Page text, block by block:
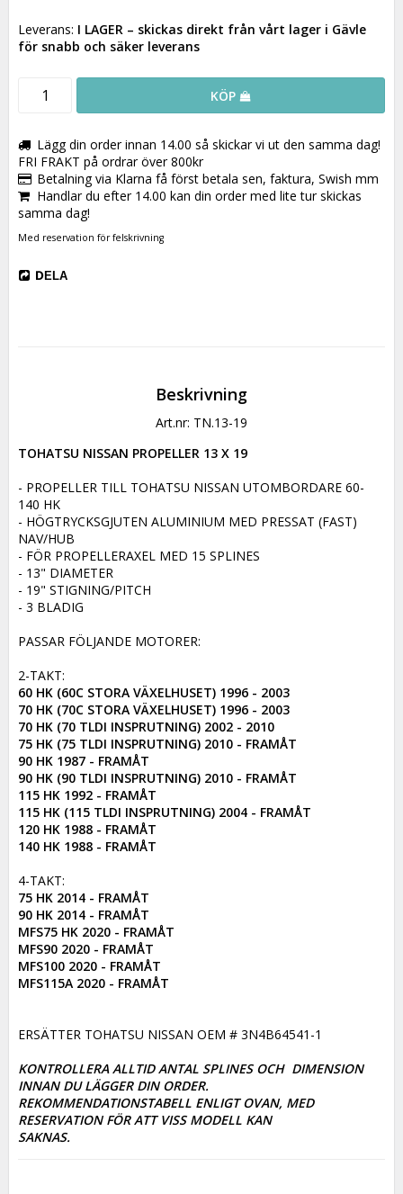
Leverans: I LAGER – skickas direkt från vårt lager i Gävle
för snabb och säker leverans
KÖP
Lägg din order innan 14.00 så skickar vi ut den samma dag!
FRI FRAKT på ordrar över 800kr
Betalning via Klarna få först betala sen, faktura, Swish mm
Handlar du efter 14.00 kan din order med lite tur skickas
samma dag!
Med reservation för felskrivning
DELA
Beskrivning
Art.nr: TN.13-19
TOHATSU NISSAN PROPELLER 13 X 19
- PROPELLER TILL TOHATSU NISSAN UTOMBORDARE 60-
140 HK
- HÖGTRYCKSGJUTEN ALUMINIUM MED PRESSAT (FAST)
NAV/HUB
- FÖR PROPELLERAXEL MED 15 SPLINES
- 13" DIAMETER
- 19" STIGNING/PITCH
- 3 BLADIG
PASSAR FÖLJANDE MOTORER:
60 HK (60C STORA VÄXELHUSET) 1996 - 2003
70 HK (70C STORA VÄXELHUSET) 1996 - 2003
70 HK (70 TLDI INSPRUTNING) 2002 - 2010
75 HK (75 TLDI INSPRUTNING) 2010 - FRAMÅT
90 HK 1987 - FRAMÅT
90 HK (90 TLDI INSPRUTNING) 2010 - FRAMÅT
115 HK 1992 - FRAMÅT
115 HK (115 TLDI INSPRUTNING) 2004 - FRAMÅT
120 HK 1988 - FRAMÅT
140 HK 1988 - FRAMÅT
75 HK 2014 - FRAMÅT
90 HK 2014 - FRAMÅT
MFS75 HK 2020 - FRAMÅT
MFS90 2020 - FRAMÅT
MFS100 2020 - FRAMÅT
MFS115A 2020 - FRAMÅT
ERSÄTTER TOHATSU NISSAN OEM # 3N4B64541-1
KONTROLLERA ALLTID ANTAL SPLINES OCH  DIMENSION
INNAN DU LÄGGER DIN ORDER.
REKOMMENDATIONSTABELL ENLIGT OVAN, MED
RESERVATION FÖR ATT VISS MODELL KAN
SAKNAS.